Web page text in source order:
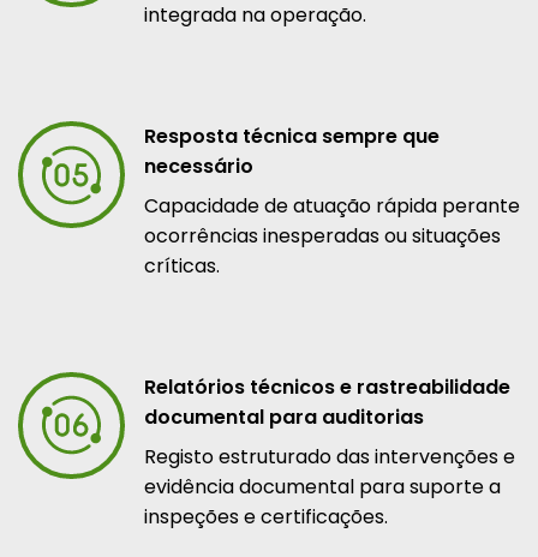
integrada na operação.
Resposta técnica sempre que
necessário
Capacidade de atuação rápida perante
ocorrências inesperadas ou situações
críticas.
Relatórios técnicos e rastreabilidade
documental para auditorias
Registo estruturado das intervenções e
evidência documental para suporte a
inspeções e certificações.